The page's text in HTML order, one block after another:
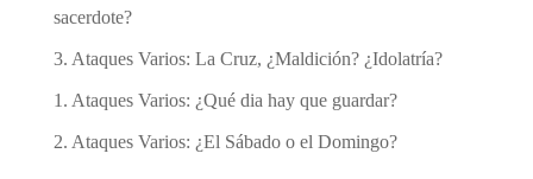
sacerdote?
3. Ataques Varios: La Cruz, ¿Maldición? ¿Idolatría?
1. Ataques Varios: ¿Qué dia hay que guardar?
2. Ataques Varios: ¿El Sábado o el Domingo?